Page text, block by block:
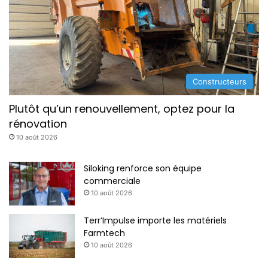
Constructeurs
Plutôt qu’un renouvellement, optez pour la
rénovation
10 août 2026
Siloking renforce son équipe
commerciale
10 août 2026
Terr’Impulse importe les matériels
Farmtech
10 août 2026